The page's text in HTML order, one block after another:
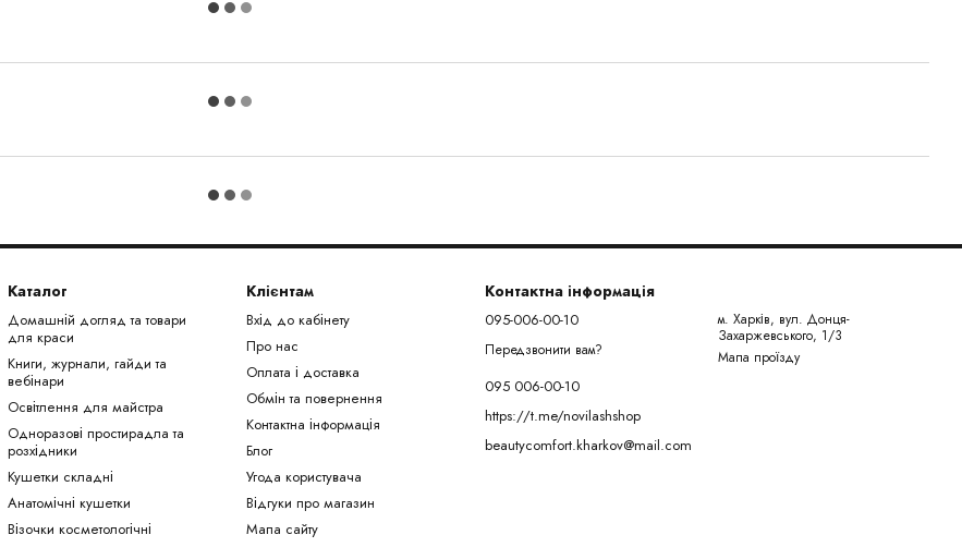
Каталог
Домашній догляд та товари
для краси
Книги, журнали, гайди та
вебінари
Освітлення для майстра
Одноразові простирадла та
розхідники
Кушетки складні
Анатомічні кушетки
Візочки косметологічні
Клієнтам
Вхід до кабінету
Про нас
Оплата і доставка
Обмін та повернення
Контактна інформація
Блог
Угода користувача
Відгуки про магазин
Мапа сайту
Контактна інформація
095-006-00-10
Передзвонити вам?
095 006-00-10
https://t.me/novilashshop
beautycomfort.kharkov@mail.com
м. Харків, вул. Донця-
Захаржевського, 1/3
Мапа проїзду